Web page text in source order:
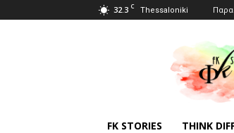
32.3 C Thessaloniki
FK STORIES THINK